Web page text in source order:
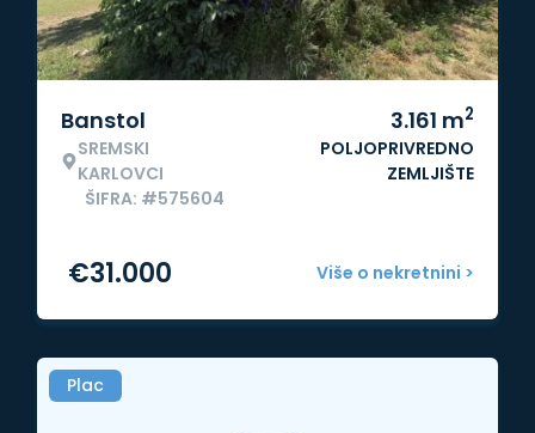
Banstol
SREMSKI
KARLOVCI
ŠIFRA: #575604
3.161 m2
POLJOPRIVREDNO
ZEMLJIŠTE
Više o nekretnini >
€31.000
Plac